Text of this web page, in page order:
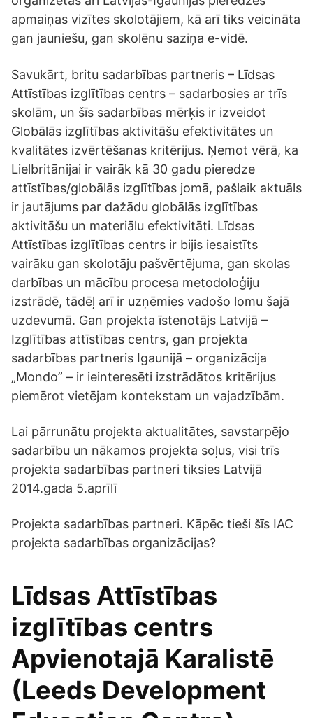
apmaiņas vizītes skolotājiem, kā arī tiks veicināta
gan jauniešu, gan skolēnu saziņa e-vidē.
Savukārt, britu sadarbības partneris – Līdsas
Attīstības izglītības centrs – sadarbosies ar trīs
skolām, un šīs sadarbības mērķis ir izveidot
Globālās izglītības aktivitāšu efektivitātes un
kvalitātes izvērtēšanas kritērijus. Ņemot vērā, ka
Lielbritānijai ir vairāk kā 30 gadu pieredze
attīstības/globālās izglītības jomā, pašlaik aktuāls
ir jautājums par dažādu globālās izglītības
aktivitāšu un materiālu efektivitāti. Līdsas
Attīstības izglītības centrs ir bijis iesaistīts
vairāku gan skolotāju pašvērtējuma, gan skolas
darbības un mācību procesa metodoloģiju
izstrādē, tādēļ arī ir uzņēmies vadošo lomu šajā
uzdevumā. Gan projekta īstenotājs Latvijā –
Izglītības attīstības centrs, gan projekta
sadarbības partneris Igaunijā – organizācija
„Mondo” – ir ieinteresēti izstrādātos kritērijus
piemērot vietējam kontekstam un vajadzībām.
Lai pārrunātu projekta aktualitātes, savstarpējo
sadarbību un nākamos projekta soļus, visi trīs
projekta sadarbības partneri tiksies Latvijā
2014.gada 5.aprīlī
Projekta sadarbības partneri. Kāpēc tieši šīs IAC
projekta sadarbības organizācijas?
Līdsas Attīstības
izglītības centrs
Apvienotajā Karalistē
(Leeds Development